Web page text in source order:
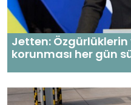
Jetten: Özgürlüklerin
korunması her gün